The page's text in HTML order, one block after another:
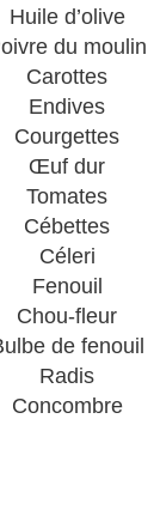
Huile d’olive
du moulin
Carottes
Endives
Courgettes
Œuf dur
Tomates
Cébettes
Céleri
Fenouil
Chou-fleur
de fenouil
Radis
Concombre